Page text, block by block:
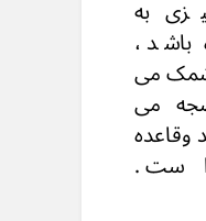
به
باشد ،
می
می
وقاعده
است .